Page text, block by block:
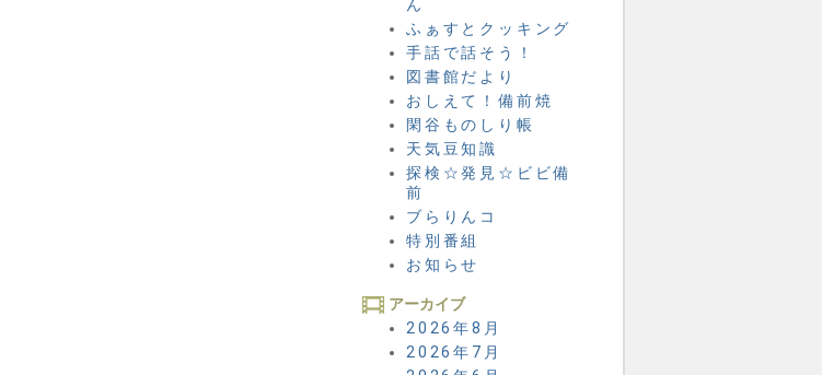
ん
ふぁすとクッキング
手話で話そう！
図書館だより
おしえて！備前焼
閑谷ものしり帳
天気豆知識
探検☆発見☆ビビ備
前
ブらりんコ
特別番組
お知らせ
アーカイブ
2026年8月
2026年7月